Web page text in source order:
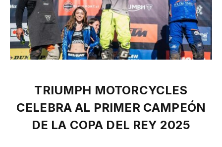
TRIUMPH MOTORCYCLES
CELEBRA AL PRIMER CAMPEÓN
DE LA COPA DEL REY 2025